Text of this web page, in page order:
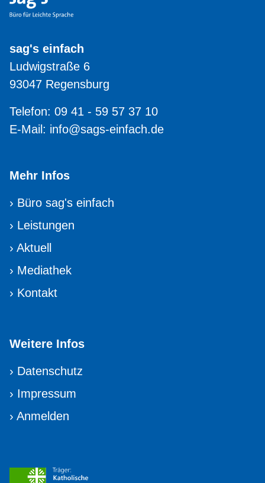
sag's einfach
Ludwigstraße 6
93047 Regensburg
Telefon: 09 41 - 59 57 37 10
E-Mail: info@sags-einfach.de
Mehr Infos
› Büro sag's einfach
› Leistungen
› Aktuell
› Mediathek
› Kontakt
Weitere Infos
› Datenschutz
› Impressum
› Anmelden